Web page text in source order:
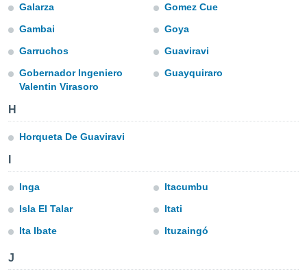
te
el sitio
para
ni para
o
Puedes
acceder a
Galarza
Gambai
Garruchos
Gobernador Ingeniero
Valentin Virasoro
Gomez Cue
Goya
Guaviravi
Guayquiraro
H
Horqueta De Guaviravi
Inga
Isla El Talar
Ita Ibate
Itacumbu
Itati
Ituzaingó
J